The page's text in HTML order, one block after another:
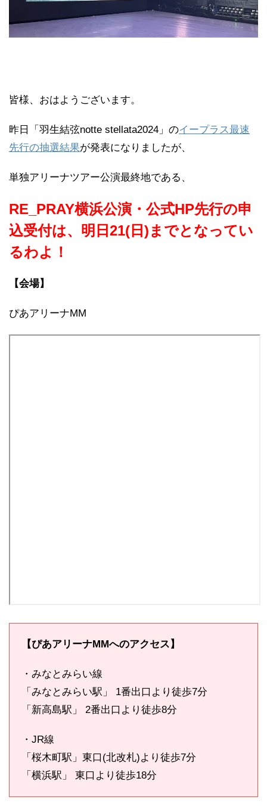
皆様、おはようございます。
昨日「羽生結弦notte stellata2024」のイープラス最速
先行の抽選結果が発表になりましたが、
単独アリーナツアー公演最終地である、
RE_PRAY横浜公演・公式HP先行の申
込受付は、明日21(日)までとなってい
るわよ！
【会場】
ぴあアリーナMM
【ぴあアリーナMMへのアクセス】
・みなとみらい線
「みなとみらい駅」 1番出口より徒歩7分
「新高島駅」 2番出口より徒歩8分
・JR線
「桜木町駅」東口(北改札)より徒歩7分
「横浜駅」 東口より徒歩18分